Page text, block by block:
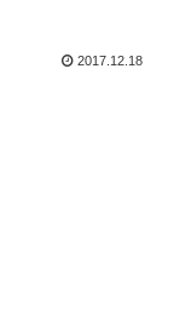
2017.12.18